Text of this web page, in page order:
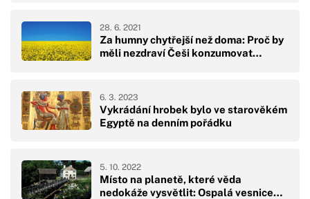
Za humny chytřejší než doma: Proč by
měli nezdraví Češi konzumovat…
28. 6. 2021
Vykrádání hrobek bylo ve starověkém
Egyptě na denním pořádku
6. 3. 2023
Místo na planetě, které věda
nedokáže vysvětlit: Ospalá vesnice…
5. 10. 2022